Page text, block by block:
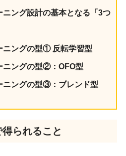
ニング設計の基本となる「3つ
ニングの型① 反転学習型
ニングの型②：OFO型
ニングの型③：ブレンド型
られること